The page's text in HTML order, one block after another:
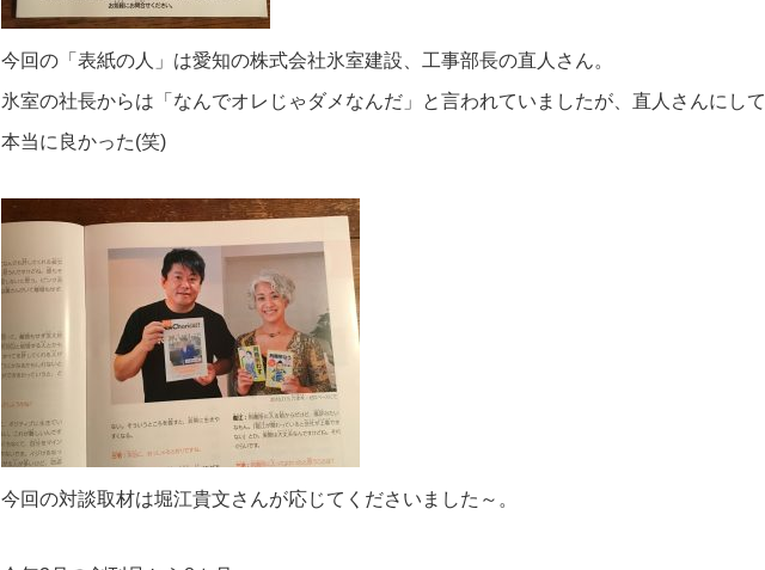
今回の「表紙の人」は愛知の株式会社氷室建設、工事部長の直人さん。
氷室の社長からは「なんでオレじゃダメなんだ」と言われていましたが、直人さんにして
本当に良かった(笑)
今回の対談取材は堀江貴文さんが応じてくださいました～。